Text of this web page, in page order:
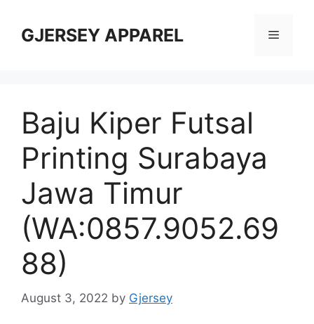
contentGJERSEY APPAREL Menu
Baju Kiper Futsal
Printing Surabaya
Jawa Timur
(WA:0857.9052.69
88)
August 3, 2022 by Gjersey